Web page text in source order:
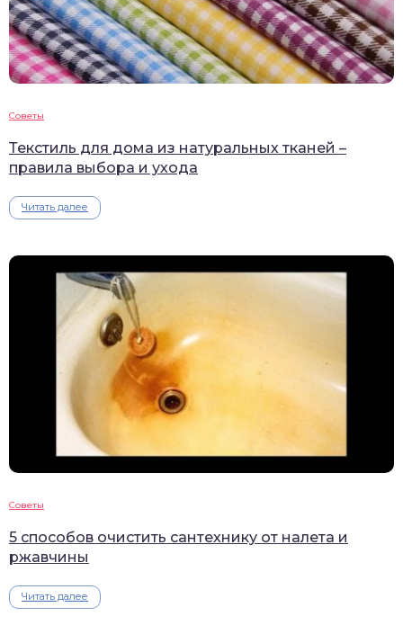
Советы
Текстиль для дома из натуральных тканей –
правила выбора и ухода
Читать далее
Советы
5 способов очистить сантехнику от налета и
ржавчины
Читать далее